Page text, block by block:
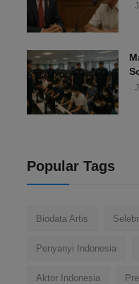
Popular Tags
Biodata Artis
Penyanyi Indonesia
Aktor Indonesia